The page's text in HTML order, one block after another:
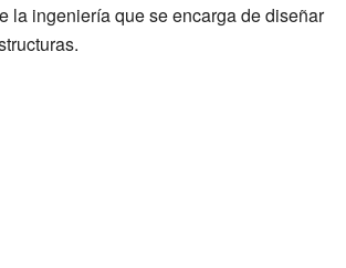
la ingeniería que se encarga de diseñar